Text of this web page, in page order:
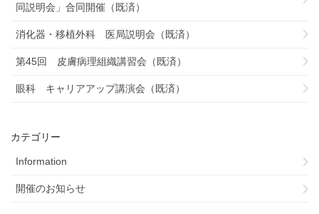
同説明会」合同開催（既済）
消化器・移植外科 医局説明会（既済）
第45回 皮膚病理組織講習会（既済）
眼科 キャリアアップ講演会（既済）
カテゴリー
Information
開催のお知らせ